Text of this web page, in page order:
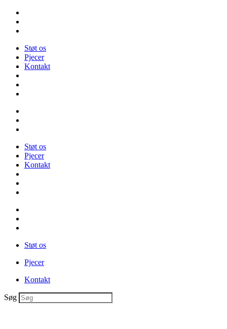
Videre
indhold
Støt os
Pjecer
Kontakt
Støt os
Pjecer
Kontakt
Støt os
Pjecer
Kontakt
Søg